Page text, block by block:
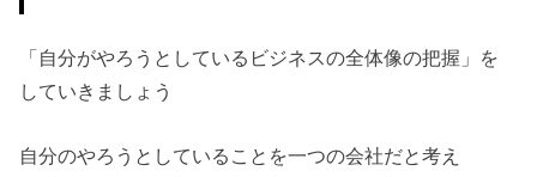
「自分がやろうとしているビジネスの全体像の把握」を
していきましょう
自分のやろうとしていることを一つの会社だと考え